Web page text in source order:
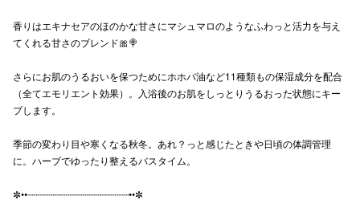
香りはエキナセアのほのかな甘さにマシュマロのようなふわっと活力を与え
てくれる甘さのブレンド🎀🍭︎
さらにお肌のうるおいを保つためにホホバ油など11種類もの保湿成分を配合
（全てエモリエント効果）。入浴後のお肌をしっとりうるおった状態にキー
プします。
季節の変わり目や寒くなる秋冬。あれ？っと感じたときや日頃の体調管理
に。ハーブでゆったり整えるバスタイム。
✼••┈┈┈┈┈┈┈┈┈┈┈┈┈┈┈┈┈┈••✼
高崎オ
三宮オ